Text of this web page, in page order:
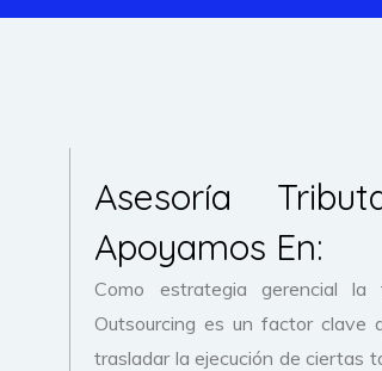
Asesoría
Apoyamos En:
Como estrategia gerencial la
Outsourcing es un factor clave
trasladar la ejecución de ciertas